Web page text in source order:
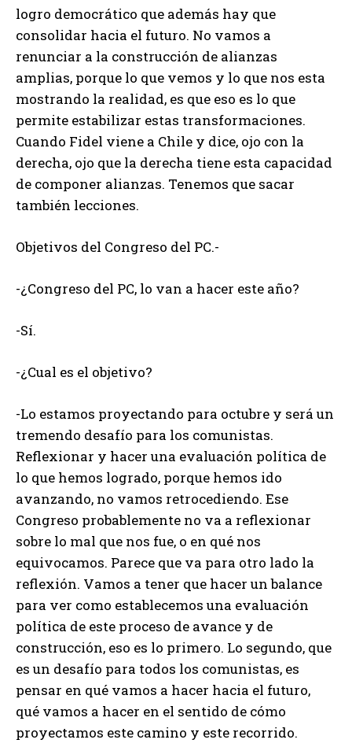
logro democrático que además hay que
consolidar hacia el futuro. No vamos a
renunciar a la construcción de alianzas
amplias, porque lo que vemos y lo que nos esta
mostrando la realidad, es que eso es lo que
permite estabilizar estas transformaciones.
Cuando Fidel viene a Chile y dice, ojo con la
derecha, ojo que la derecha tiene esta capacidad
de componer alianzas. Tenemos que sacar
también lecciones.
Objetivos del Congreso del PC.-
-¿Congreso del PC, lo van a hacer este año?
-Sí.
-¿Cual es el objetivo?
-Lo estamos proyectando para octubre y será un
tremendo desafío para los comunistas.
Reflexionar y hacer una evaluación política de
lo que hemos logrado, porque hemos ido
avanzando, no vamos retrocediendo. Ese
Congreso probablemente no va a reflexionar
sobre lo mal que nos fue, o en qué nos
equivocamos. Parece que va para otro lado la
reflexión. Vamos a tener que hacer un balance
para ver como establecemos una evaluación
política de este proceso de avance y de
construcción, eso es lo primero. Lo segundo, que
es un desafío para todos los comunistas, es
pensar en qué vamos a hacer hacia el futuro,
qué vamos a hacer en el sentido de cómo
proyectamos este camino y este recorrido.